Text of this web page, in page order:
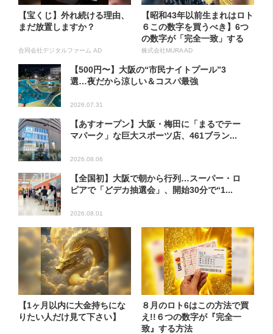
【宝くじ】外れ続ける理由、
まだ放置しますか？
合同会社デジタルファーム AD
【昭和43年以前生まれはロト
６この数字を買うべき】6つ
の数字が「完全一致」する
方...
株式会社MURA AD
【500円〜】大阪の“市民ナイトプール”3
選…夜だから涼しい＆コスパ最強
2026.07.31
【あすオープン】大阪・梅田に「まるでテー
マパーク」な巨大スポーツ店、461ブラン...
2026.08.06
【全国初】大阪で朝から行列…スーパー・ロ
ピアで「どデカ抽選会」、開始30分で“1...
2026.08.01
【1ヶ月以内に大金持ちにな
りたい人だけ見て下さい】
８月のロト6はこの方法で買
え!!６つの数字が『完全一
致』する方法